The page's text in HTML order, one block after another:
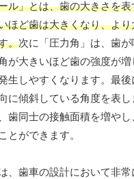
ル」とは、歯の大きさを
ほど歯は大きくなり、よ
。次に「圧力角」は、歯
が大きいほど歯の強度が
生しやすくなります。最後
に傾斜している角度を表
歯同士の接触面積を増やし
とができます。
、歯車の設計において非